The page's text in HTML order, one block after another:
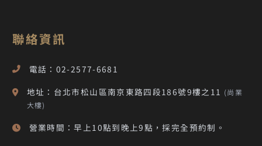
聯絡資訊
電話：02-2577-6681
地址：台北市松山區南京東路四段186號9樓之11 (尚業
大樓)
營業時間：早上10點到晚上9點，採完全預約制。